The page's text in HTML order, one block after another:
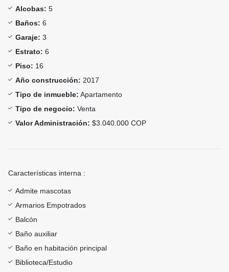
Alcobas: 5
Baños: 6
Garaje: 3
Estrato: 6
Piso: 16
Año construcción: 2017
Tipo de inmueble: Apartamento
Tipo de negocio: Venta
Valor Administración: $3.040.000 COP
Características interna :
Admite mascotas
Armarios Empotrados
Balcón
Baño auxiliar
Baño en habitación principal
Biblioteca/Estudio